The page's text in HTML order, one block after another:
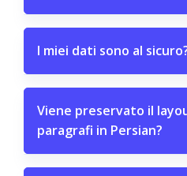
I miei dati sono al
Viene preservato il
paragrafi in Persian?